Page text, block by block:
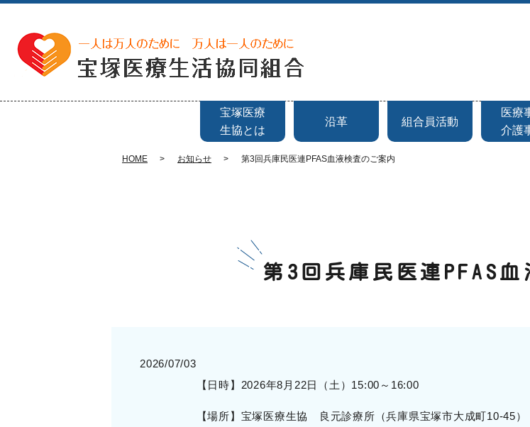
宝塚医療
生協とは
沿革 組合員活動
医療
介護
HOME お知らせ 第3回兵庫民医連PFAS血液検査のご案内
第3回兵庫民医連PFAS
2026/07/03
【日時】2026年8月22日（土）15:00～16:00
【場所】宝塚医療生協 良元診療所（兵庫県宝塚市大成町10-45）